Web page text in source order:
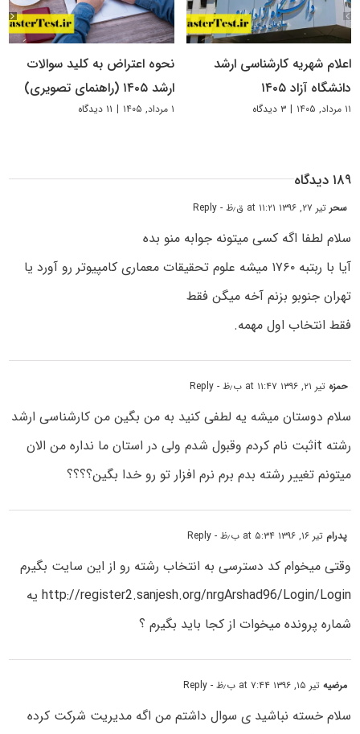
اعلام شهریه کارشناسی ارشد
دانشگاه آزاد ۱۴۰۵
۱۱ مرداد, ۱۴۰۵ | ۳ دیدگاه
نحوه اعتراض به کلید سوالات
ارشد ۱۴۰۵ (راهنمای تصویری)
۱ مرداد, ۱۴۰۵ | ۱۱ دیدگاه
۱۸۹ دیدگاه
سحرتیر ۲۷, ۱۳۹۶ at ۱۱:۲۱ ق٫ظ - Reply
سلام لطفا اگه کسی میتونه جوابه منو بده
آیا با ربتبه ۱۷۶۰ میشه علوم تحقیقات معماری کامپیوتر رو آورد یا
تهران جنوبو بزنم آخه میگن فقط
فقط انتخاب اول مهمه.
حمزه تیر ۲۱, ۱۳۹۶ at ۱۱:۴۷ ب٫ظ - Reply
سلام دوستان میشه یه لطفی کنید به من بگین من کارشناسی ارشد
رشته itثبت نام کردم وقبول شدم ولی در استان ما نداره من الان
میتونم تغییر رشته بدم برم نرم افزار تو رو خدا بگین؟؟؟؟
پدرام تیر ۱۶, ۱۳۹۶ at ۵:۳۴ ب٫ظ - Reply
وقتی میخوام کد دسترسی به انتخاب رشته رو از این سایت بگیرم
http://register2.sanjesh.org/nrgArshad96/Login/Loginیه
شماره پرونده میخوات از کجا باید بگیرم ؟
مرضیهتیر ۱۵, ۱۳۹۶ at ۷:۴۴ ب٫ظ - Reply
سلام خسته نباشید ی سوال داشتم من اگه مدیریت شرکت کرده